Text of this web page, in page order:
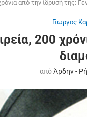
από την ίδρυσή της:
Γιώργος
200
απόΆρδην -